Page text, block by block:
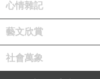
四、隱性成本（
1.時間成本（最大
•
管帳
心情雜記
藝文欣賞
社會萬象